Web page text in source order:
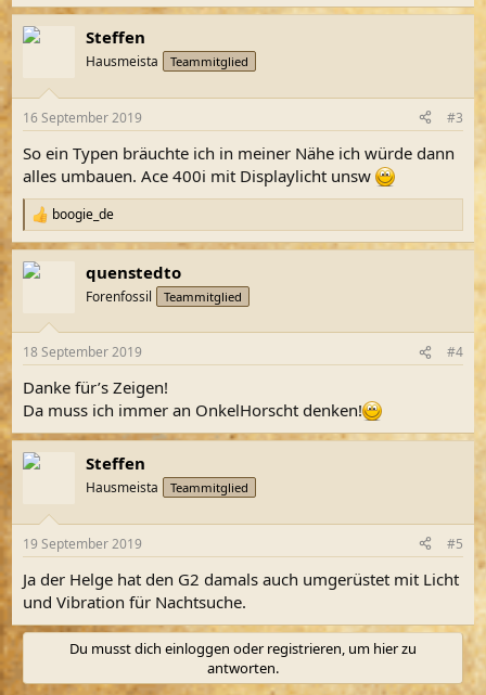
Steffen
Hausmeista Teammitglied
16 September 2019 #3
So ein Typen bräuchte ich in meiner Nähe ich würde dann
alles umbauen. Ace 400i mit Displaylicht unsw
R
e
a
k
e
:
boogie_de
quenstedto
Forenfossil Teammitglied
18 September 2019 #4
Danke für’s Zeigen!
Da muss ich immer an OnkelHorscht denken!
Steffen
Hausmeista Teammitglied
19 September 2019 #5
Ja der Helge hat den G2 damals auch umgerüstet mit Licht
und Vibration für Nachtsuche.
Du musst dich einloggen oder registrieren, um hier zu
antworten.